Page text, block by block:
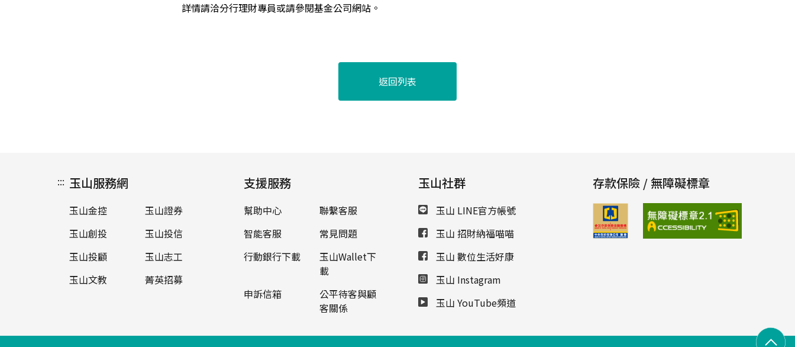
詳情請洽分行理財專員或請參閱基金公司網站。
返回列表
::: 玉山服務網
玉山金控
玉山證券
玉山創投
玉山投信
玉山投顧
玉山志工
玉山文教
菁英招募
支援服務
幫助中心
聯繫客服
智能客服
常見問題
行動銀行下載
玉山Wallet下
載
申訴信箱
公平待客與顧
客關係
玉山社群
玉山 LINE官方帳號
玉山 招財納福喵喵
玉山 數位生活好康
玉山 Instagram
玉山 YouTube頻道
存款保險 / 無障礙標章